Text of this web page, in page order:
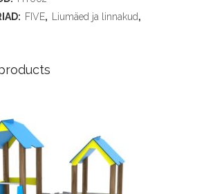
FIVE, Liumäed ja linnakud,